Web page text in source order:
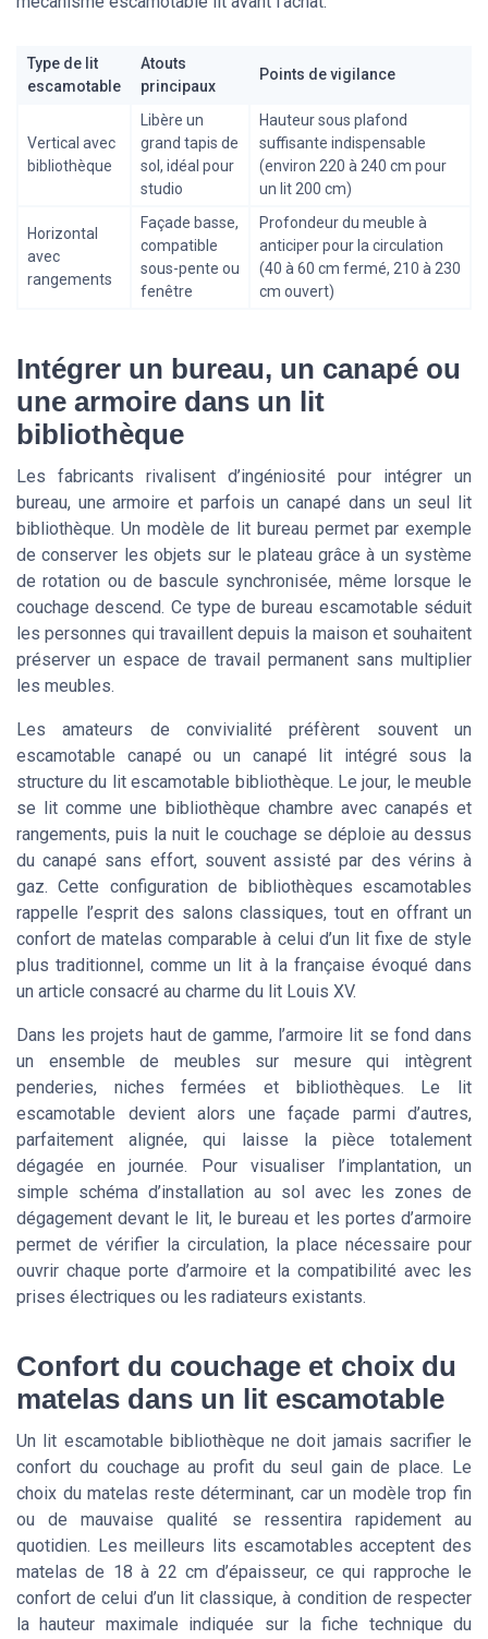
Type de lit
escamotable
Atouts
principaux
Points de vigilance
Vertical avec
bibliothèque
Libère un
grand tapis de
sol, idéal pour
studio
Hauteur sous plafond
suffisante indispensable
(environ 220 à 240 cm pour
un lit 200 cm)
Horizontal
avec
rangements
Façade basse,
compatible
sous-pente ou
fenêtre
Profondeur du meuble à
anticiper pour la circulation
(40 à 60 cm fermé, 210 à 230
cm ouvert)
Intégrer un bureau, un canapé ou
une armoire dans un lit
bibliothèque
Les fabricants rivalisent d’ingéniosité pour intégrer un
bureau, une armoire et parfois un canapé dans un seul lit
bibliothèque. Un modèle de lit bureau permet par exemple
de conserver les objets sur le plateau grâce à un système
de rotation ou de bascule synchronisée, même lorsque le
couchage descend. Ce type de bureau escamotable séduit
les personnes qui travaillent depuis la maison et souhaitent
préserver un espace de travail permanent sans multiplier
les meubles.
Les amateurs de convivialité préfèrent souvent un
escamotable canapé ou un canapé lit intégré sous la
structure du lit escamotable bibliothèque. Le jour, le meuble
se lit comme une bibliothèque chambre avec canapés et
rangements, puis la nuit le couchage se déploie au dessus
du canapé sans effort, souvent assisté par des vérins à
gaz. Cette configuration de bibliothèques escamotables
rappelle l’esprit des salons classiques, tout en offrant un
confort de matelas comparable à celui d’un lit fixe de style
plus traditionnel, comme un lit à la française évoqué dans
un article consacré au charme du lit Louis XV.
Dans les projets haut de gamme, l’armoire lit se fond dans
un ensemble de meubles sur mesure qui intègrent
penderies, niches fermées et bibliothèques. Le lit
escamotable devient alors une façade parmi d’autres,
parfaitement alignée, qui laisse la pièce totalement
dégagée en journée. Pour visualiser l’implantation, un
simple schéma d’installation au sol avec les zones de
dégagement devant le lit, le bureau et les portes d’armoire
permet de vérifier la circulation, la place nécessaire pour
ouvrir chaque porte d’armoire et la compatibilité avec les
prises électriques ou les radiateurs existants.
Confort du couchage et choix du
matelas dans un lit escamotable
Un lit escamotable bibliothèque ne doit jamais sacrifier le
confort du couchage au profit du seul gain de place. Le
choix du matelas reste déterminant, car un modèle trop fin
ou de mauvaise qualité se ressentira rapidement au
quotidien. Les meilleurs lits escamotables acceptent des
matelas de 18 à 22 cm d’épaisseur, ce qui rapproche le
confort de celui d’un lit classique, à condition de respecter
la hauteur maximale indiquée sur la fiche technique du